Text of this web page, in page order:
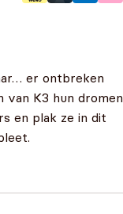
er ontbreken
van K3 hun dromen
en plak ze in dit